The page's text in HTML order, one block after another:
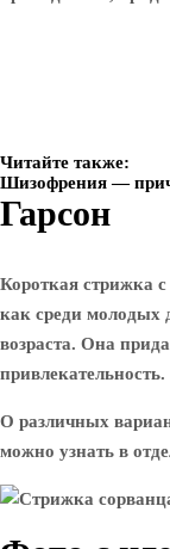
Читайте также:
Шизофрения —
Гарсон
Короткая стрижка
как среди молодых
возраста. Она
привлекательность.
О различных
можно узнать в